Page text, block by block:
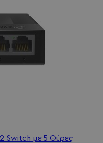
Switch με 5 Θύρες